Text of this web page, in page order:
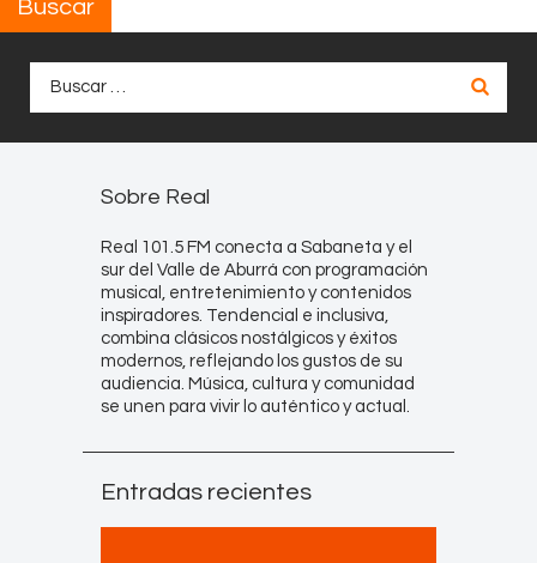
Buscar
Sobre Real
Real 101.5 FM conecta a Sabaneta y el
sur del Valle de Aburrá con programación
musical, entretenimiento y contenidos
inspiradores. Tendencial e inclusiva,
combina clásicos nostálgicos y éxitos
modernos, reflejando los gustos de su
audiencia. Música, cultura y comunidad
se unen para vivir lo auténtico y actual.
Entradas recientes